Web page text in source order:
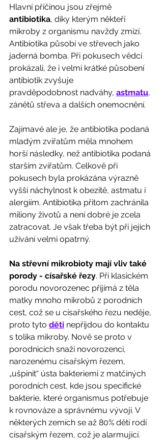
Hlavní příčinou jsou zřejmě
antibiotika, díky kterým někteří
mikroby z organismu navždy zmizí.
Antibiotika působí ve střevech jako
jaderná bomba. Při pokusech vědci
prokázali, že i velmi krátké působení
antibiotik zvyšuje
pravděpodobnost nadváhy, astmatu,
zánětů střeva a dalších onemocnění.
Zajímavé ale je, že antibiotika podaná
mladým zvířatům měla mnohem
horší následky, než antibiotika podaná
starším zvířatům. Celkově při
pokusech byla prokázána výrazně
vyšší náchylnost k obezitě, astmatu i
alergiím. Antibiotika přitom zachránila
miliony životů a není dobré je zcela
zatracovat. Je však třeba být při jejich
užívání velmi opatrný.
Na střevní mikrobioty mají vliv také
porody - císařské řezy. Při klasickém
porodu novorozenec přijímá z těla
matky mnoho mikrobů z porodních
cest, což se u císařského řezu neděje,
proto tyto děti nepřijdou do kontaktu
s tolika mikroby. Nově se proto v
porodnicích snaží novorozenci,
narozenému císařským řezem,
„ušpinit“ ústa bakteriemi z matčiných
porodních cest, kde jsou specifické
bakterie, které organismus potřebuje
k rovnováze a správnému vývoji. V
některých zemích se až 80% dětí rodí
císařským řezem, což je alarmující.